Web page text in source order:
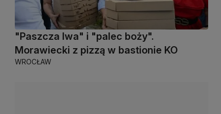
"Paszcza lwa" i "palec boży".
Morawiecki z pizzą w bastionie KO
WROCŁAW